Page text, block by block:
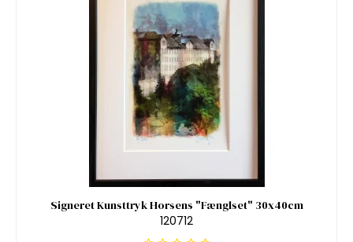
Signeret Kunsttryk Horsens "Fænglset" 30x40cm
120712